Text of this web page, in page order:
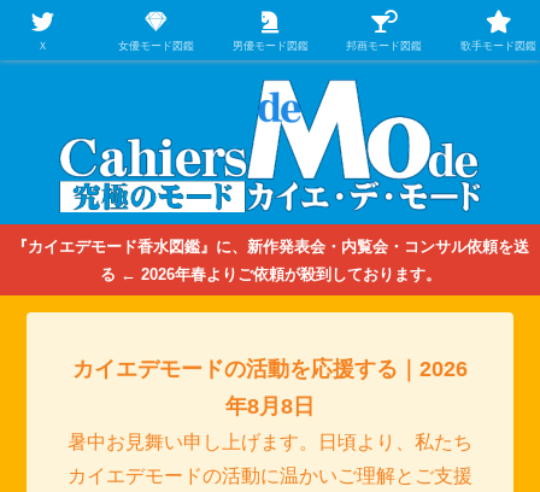
【映画/音楽の中のファッション＆香水】を徹底的に分析するファッション＆ア
パレル業界人のための学習サイト
『カイエデモード香水図鑑』に、新作発表会・内覧会・コンサル依頼を送
る ← 2026年春よりご依頼が殺到しております。
カイエデモードの活動を応援する｜2026
年8月8日
暑中お見舞い申し上げます。日頃より、私たち
カイエデモードの活動に温かいご理解とご支援
Ｘ 女優モード図鑑 男優モード図鑑 邦画モード図鑑 歌手モード図鑑